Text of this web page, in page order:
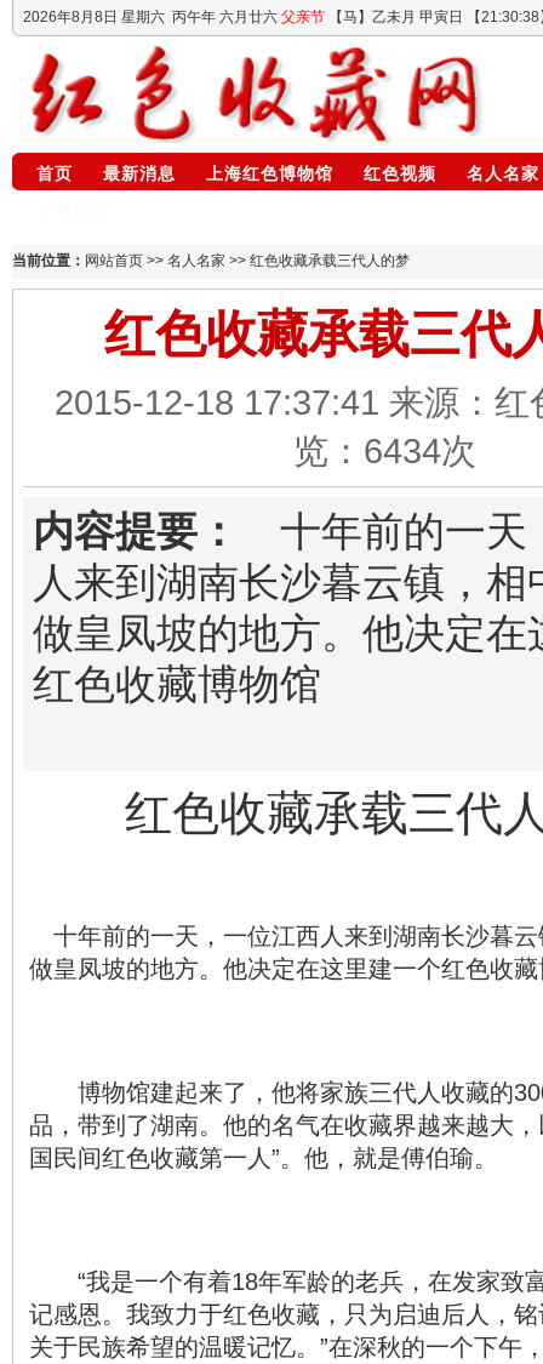
2026年8月8日 星期六 丙午年 六月廿六 父亲节 【马】乙未月 甲寅日 【21:30:38
首页 最新消息 上海红色博物馆 红色视频
名人名家
当前位置： 网站首页 >> 名人名家 >> 红色收藏承载三代人的梦
红色收藏承载三代
2015-12-18 17:37:41 来源：红
览： 6434次
内容提要：
十年前的一天
人来到湖南长沙暮云镇，相
做皇凤坡的地方。他决定在
红色收藏博物馆
红色收藏承载三代
十年前的一天，一位江西人来到湖南长沙暮
做皇凤坡的地方。他决定在这里建一个红色收
博物馆建起来了，他将家族三代人收藏的
品，带到了湖南。他的名气在收藏界越来越大
国民间红色收藏第一人”。他，就是傅伯瑜。
“我是一个有着18年军龄的老兵，在发家致
记感恩。我致力于红色收藏，只为启迪后人，
关于民族希望的温暖记忆。”在深秋的一个下午